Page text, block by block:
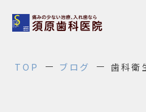
TOP ブログ 歯科衛